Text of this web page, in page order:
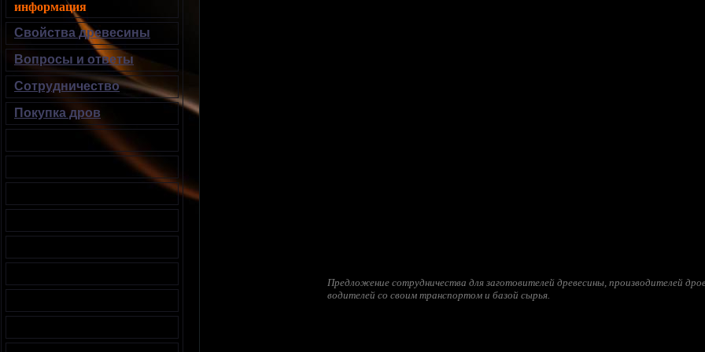
Предложение сотрудничества для заготовителей древесины, производителей
водителей со своим транспортом и базой сырья.
информация
Свойства древесины
Вопросы и ответы
Сотрудничество
Покупка дров